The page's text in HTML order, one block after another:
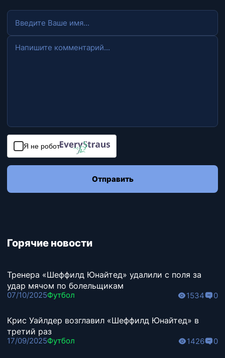
Я не робот
Отправить
Горячие новости
Тренера «Шеффилд Юнайтед» удалили с поля за
удар мячом по болельщикам
07/10/2025Футбол 1534 0
Крис Уайлдер возглавил «Шеффилд Юнайтед» в
третий раз
17/09/2025Футбол 1426 0